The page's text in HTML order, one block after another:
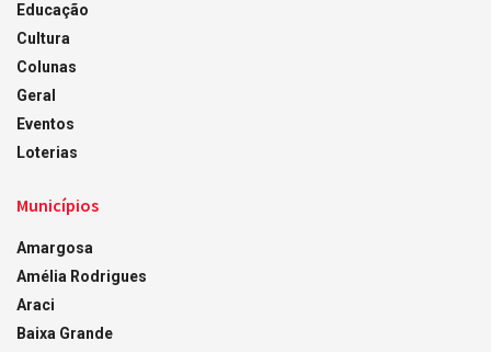
Educação
Cultura
Colunas
Geral
Eventos
Loterias
Municípios
Amargosa
Amélia Rodrigues
Araci
Baixa Grande